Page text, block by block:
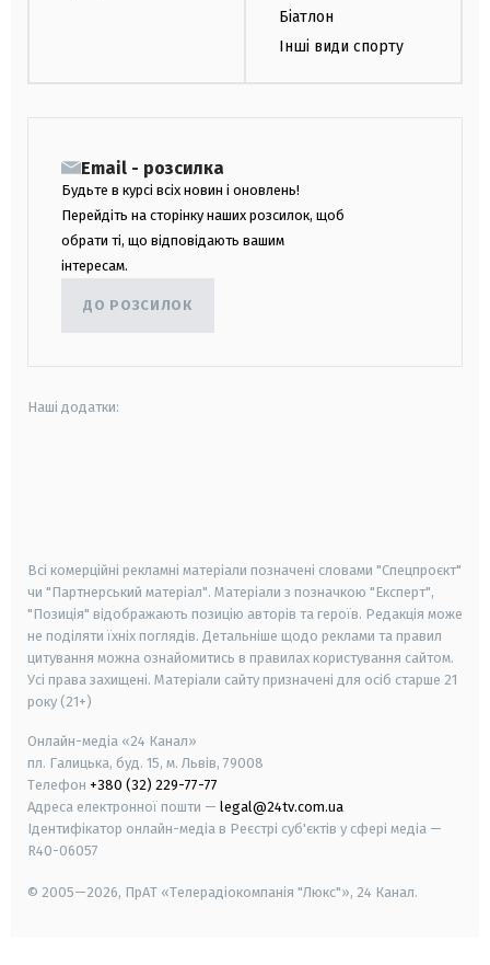
Біатлон
Інші види спорту
Email - розсилка
Будьте в курсі всіх новин і оновлень!
Перейдіть на сторінку наших розсилок, щоб
обрати ті, що відповідають вашим
інтересам.
ДО РОЗСИЛОК
Наші додатки:
Всі комерційні рекламні матеріали позначені словами "Спецпроєкт"
чи "Партнерський матеріал". Матеріали з позначкою "Експерт",
"Позиція" відображають позицію авторів та героїв. Редакція може
не поділяти їхніх поглядів. Детальніше щодо реклами та правил
цитування можна ознайомитись в правилах користування сайтом.
Усі права захищені. Матеріали сайту призначені для осіб старше 21
року (21+)
Онлайн-медіа «24 Канал»
пл. Галицька, буд. 15, м. Львів, 79008
Телефон +380 (32) 229-77-77
Адреса електронної пошти — legal@24tv.com.ua
Ідентифікатор онлайн-медіа в Реєстрі суб'єктів у сфері медіа —
R40-06057
© 2005—2026, ПрАТ «Телерадіокомпанія "Люкс"», 24 Канал.